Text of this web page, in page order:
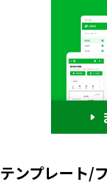
テンプレート/